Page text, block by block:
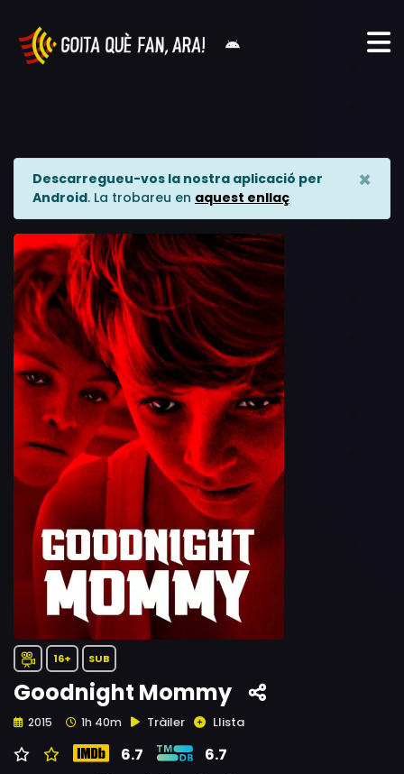
Descarregueu-vos la nostra aplicació per
Android. La trobareu en aquest enllaç
×
16+ SUB
Goodnight Mommy
2015 1h 40m Tràiler Llista
6.7 6.7